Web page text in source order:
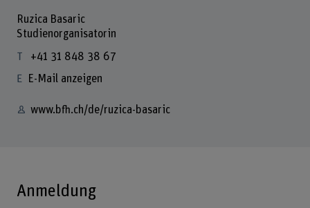
Ruzica Basaric
Studienorganisatorin
+41 31 848 38 67
E-Mail anzeigen
www.bfh.ch/de/ruzica-basaric
Anmeldung